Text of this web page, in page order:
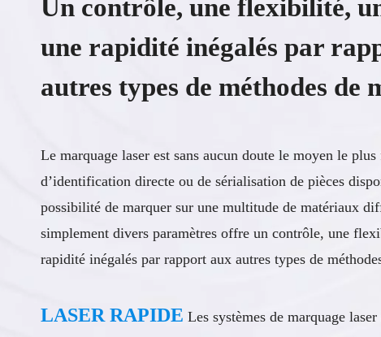
Un contrôle, une flexibilité,
une rapidité inégalés par
autres types de méthodes de
Le marquage laser est sans aucun doute le moyen le
d’identification directe ou de sérialisation de pièces
possibilité de marquer sur une multitude de matériaux
simplement divers paramètres offre un contrôle, une
rapidité inégalés par rapport aux autres types de
LASER RAPIDE Les systèmes de marquage